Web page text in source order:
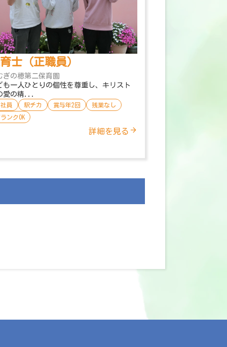
士（正職員）
ぎの穂第二保育園
も一人ひとりの個性を尊重し、キリスト
愛の精...
員 駅チカ 賞与年2回
残業なし
ンクOK
詳細を見る